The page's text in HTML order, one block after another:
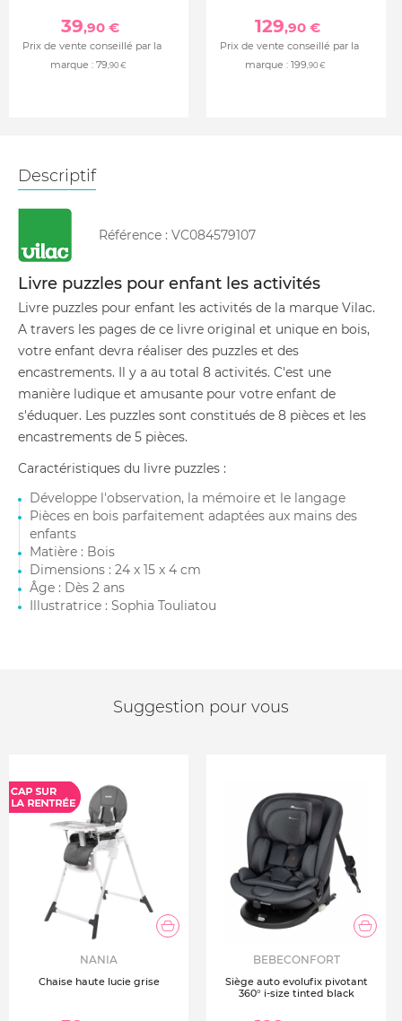
39,90 €
Prix de vente conseillé par la
marque : 79,90 €
129,90 €
Prix de vente conseillé par la
marque : 199,90 €
Descriptif
Référence : VC084579107
Livre puzzles pour enfant les activités
Livre puzzles pour enfant les activités de la marque Vilac.
A travers les pages de ce livre original et unique en bois,
votre enfant devra réaliser des puzzles et des
encastrements. Il y a au total 8 activités. C'est une
manière ludique et amusante pour votre enfant de
s'éduquer. Les puzzles sont constitués de 8 pièces et les
encastrements de 5 pièces.
Caractéristiques du livre puzzles :
Développe l'observation, la mémoire et le langage
Pièces en bois parfaitement adaptées aux mains des
enfants
Matière : Bois
Dimensions : 24 x 15 x 4 cm
Âge : Dès 2 ans
Illustratrice : Sophia Touliatou
Suggestion pour vous
NANIA
Chaise haute lucie grise
BEBECONFORT
Siège auto evolufix pivotant
360° i-size tinted black